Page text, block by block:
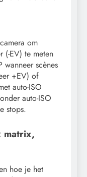
om
(-EV) te meten
scènes
+EV) of
auto-ISO
auto-ISO
stops.
matrix,
hoe je het